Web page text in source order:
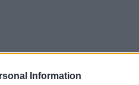
Information